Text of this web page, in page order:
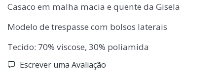
Casaco em malha macia e quente da Gisela
Modelo de trespasse com bolsos laterais
Tecido: 70% viscose, 30% poliamida
Escrever uma Avaliação